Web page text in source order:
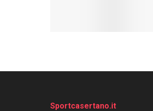
Sportcasertano.it